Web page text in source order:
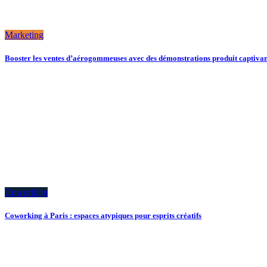
Marketing
Booster les ventes d’aérogommeuses avec des démonstrations produit
Coworking
Coworking à Paris : espaces atypiques pour esprits créatifs